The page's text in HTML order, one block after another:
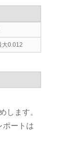
大0.012
します。
ポートは